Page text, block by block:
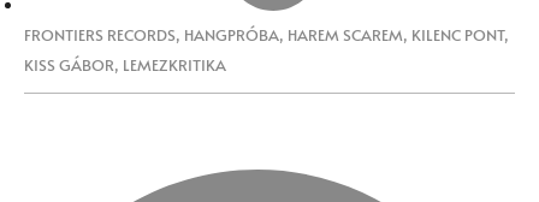
FRONTIERS RECORDS, HANGPRÓBA, HAREM SCAREM, KILENC PONT,
KISS GÁBOR, LEMEZKRITIKA